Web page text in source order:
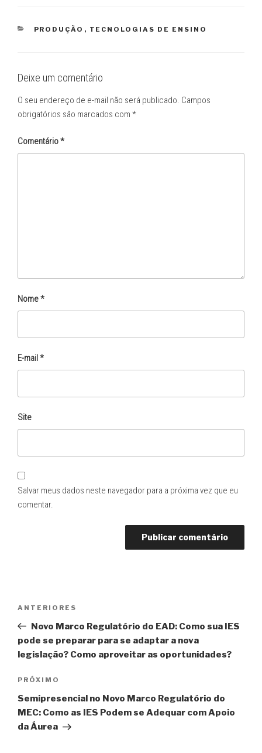
CATEGORIAS
PRODUÇÃO , TECNOLOGIAS DE ENSINO
Deixe um comentário
O seu endereço de e-mail não será publicado. Campos
obrigatórios são marcados com *
Comentário*
Nome*
E-mail*
Site
Salvar meus dados neste navegador para a próxima vez que eu
comentar.
Post
Post
anterior
ANTERIORES
Novo Marco Regulatório do EAD: Como sua IES
pode se preparar para se adaptar a nova
legislação? Como aproveitar as oportunidades?
Próximo
post
PRÓXIMO
Semipresencial no Novo Marco Regulatório do
MEC: Como as IES Podem se Adequar com Apoio
da Áurea